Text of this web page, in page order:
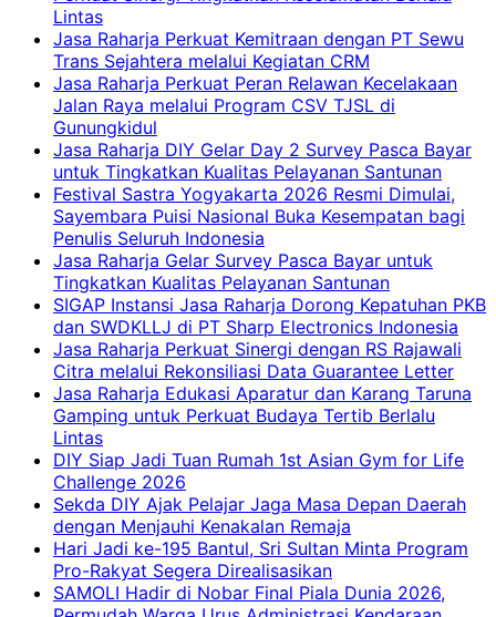
Lintas
Jasa Raharja Perkuat Kemitraan dengan PT Sewu
Trans Sejahtera melalui Kegiatan CRM
Jasa Raharja Perkuat Peran Relawan Kecelakaan
Jalan Raya melalui Program CSV TJSL di
Gunungkidul
Jasa Raharja DIY Gelar Day 2 Survey Pasca Bayar
untuk Tingkatkan Kualitas Pelayanan Santunan
Festival Sastra Yogyakarta 2026 Resmi Dimulai,
Sayembara Puisi Nasional Buka Kesempatan bagi
Penulis Seluruh Indonesia
Jasa Raharja Gelar Survey Pasca Bayar untuk
Tingkatkan Kualitas Pelayanan Santunan
SIGAP Instansi Jasa Raharja Dorong Kepatuhan PKB
dan SWDKLLJ di PT Sharp Electronics Indonesia
Jasa Raharja Perkuat Sinergi dengan RS Rajawali
Citra melalui Rekonsiliasi Data Guarantee Letter
Jasa Raharja Edukasi Aparatur dan Karang Taruna
Gamping untuk Perkuat Budaya Tertib Berlalu
Lintas
DIY Siap Jadi Tuan Rumah 1st Asian Gym for Life
Challenge 2026
Sekda DIY Ajak Pelajar Jaga Masa Depan Daerah
dengan Menjauhi Kenakalan Remaja
Hari Jadi ke-195 Bantul, Sri Sultan Minta Program
Pro-Rakyat Segera Direalisasikan
SAMOLI Hadir di Nobar Final Piala Dunia 2026,